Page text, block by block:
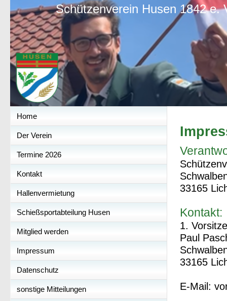
Schützenverein Husen 1842 e.
Home
Der Verein
Termine 2026
Kontakt
Hallenvermietung
Schießsportabteilung Husen
Mitglied werden
Impressum
Datenschutz
sonstige Mitteilungen
33165
Kontakt:
1.
Paul
33165
E-Mail: